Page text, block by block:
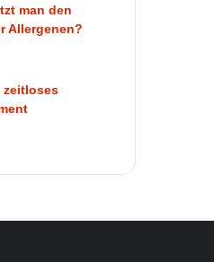
man den
Allergenen?
zeitloses